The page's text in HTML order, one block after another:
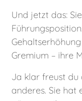
Und jetzt das:
Gremium – ihre
Ja klar freust du
anderes. Sie hat